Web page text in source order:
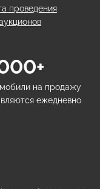
проведения
на продажу
ежедневно